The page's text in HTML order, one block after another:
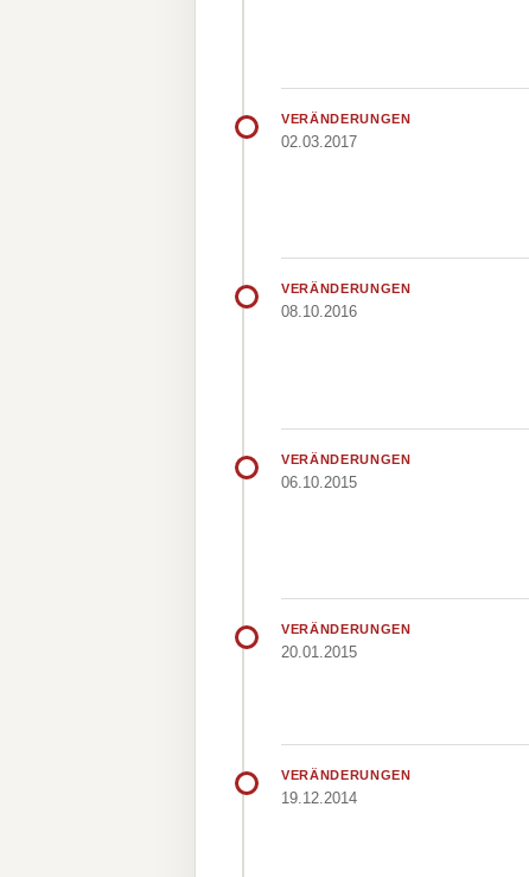
VERÄNDERUNGEN
02.03.2017
VERÄNDERUNGEN
08.10.2016
VERÄNDERUNGEN
06.10.2015
VERÄNDERUNGEN
20.01.2015
VERÄNDERUNGEN
19.12.2014